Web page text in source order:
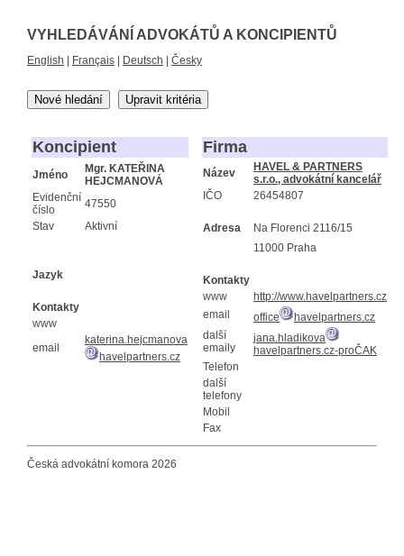
VYHLEDÁVÁNÍ ADVOKÁTŮ A KONCIPIENTŮ
English Français Deutsch Česky
Nové hledání Upravit kritéria
Koncipient
Jméno
Mgr. KATEŘINA
HEJCMANOVÁ
Evidenční
číslo
47550
Stav
Aktivní
Jazyk
Kontakty
www
email
katerina.hejcmanova
havelpartners.cz
Firma
Název
HAVEL & PARTNERS
s.r.o., advokátní kancelář
IČO
26454807
Adresa
Na Florenci 2116/15
11000 Praha
Kontakty
www
http://www.havelpartners.cz
email
office
havelpartners.cz
další
emaily
jana.hladikova
havelpartners.cz-proČAK
Telefon
další
telefony
Mobil
Fax
Česká advokátní komora 2026